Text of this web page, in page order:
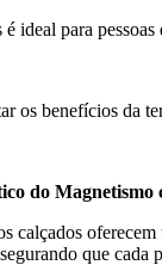
ideal para
os benefícios da
do Magnetismo
calçados
que